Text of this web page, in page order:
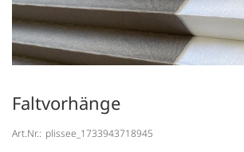
Faltvorhänge
Art.Nr.: plissee_1733943718945